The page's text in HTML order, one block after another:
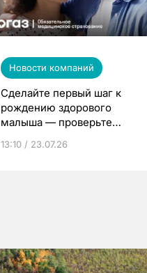
Новости компаний
Сделайте первый шаг к
рождению здорового
малыша — проверьте
по ОМС!
13:10 / 23.07.26